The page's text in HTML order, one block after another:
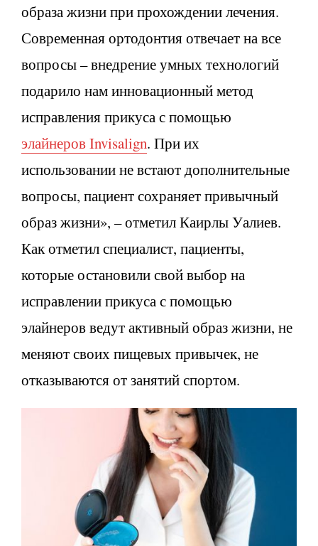
образа жизни при прохождении лечения.
Современная ортодонтия отвечает на все
вопросы – внедрение умных технологий
подарило нам инновационный метод
исправления прикуса с помощью
элайнеров Invisalign. При их
использовании не встают дополнительные
вопросы, пациент сохраняет привычный
образ жизни», – отметил Каирлы Уалиев.
Как отметил специалист, пациенты,
которые остановили свой выбор на
исправлении прикуса с помощью
элайнеров ведут активный образ жизни, не
меняют своих пищевых привычек, не
отказываются от занятий спортом.